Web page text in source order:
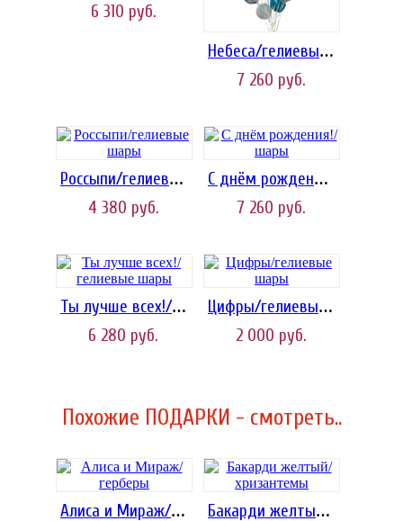
6 310 руб.
Небеса/гелиевые шары
7 260 руб.
Россыпи/гелиевые шары
4 380 руб.
С днём рождения!/шары
7 260 руб.
Ты лучше всех!/гелиевые шары
6 280 руб.
Цифры/гелиевые шары
2 000 руб.
Похожие ПОДАРКИ - смотреть..
Алиса и Мираж/герберы Бакарди желтый/хризантемы